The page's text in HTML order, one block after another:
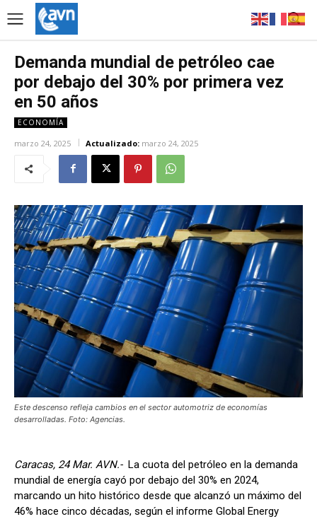
Demanda mundial de petróleo cae
por debajo del 30% por primera vez
en 50 años
ECONOMÍA
marzo 24, 2025 Actualizado: marzo 24, 2025
Este descenso refleja cambios en el sector automotriz de economías
desarrolladas. Foto: Agencias.
Caracas, 24 Mar. AVN.- La cuota del petróleo en la demanda
mundial de energía cayó por debajo del 30% en 2024,
marcando un hito histórico desde que alcanzó un máximo del
46% hace cinco décadas, según el informe Global Energy